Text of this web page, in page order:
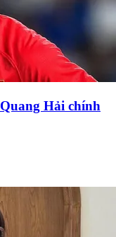
Hải chính